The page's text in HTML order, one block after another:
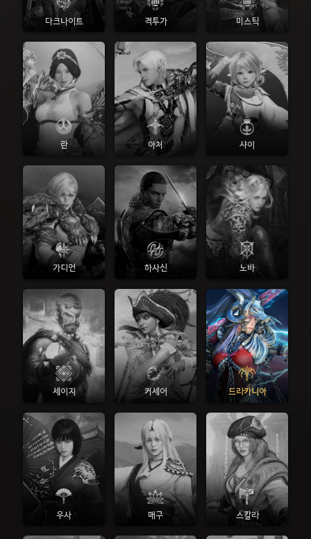
다크나이트 격투가 미스틱
란 아처 샤이
가디언 하사신 노바
세이지 커세어 드라카니아
우사 매구 스칼라